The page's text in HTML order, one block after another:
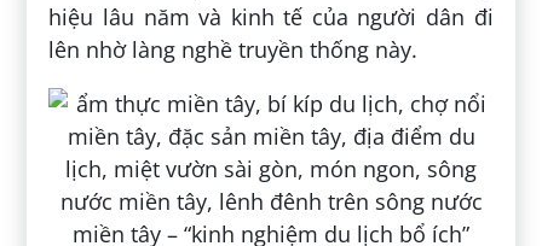
hiệu lâu năm và kinh tế của người dân đi
lên nhờ làng nghề truyền thống này.